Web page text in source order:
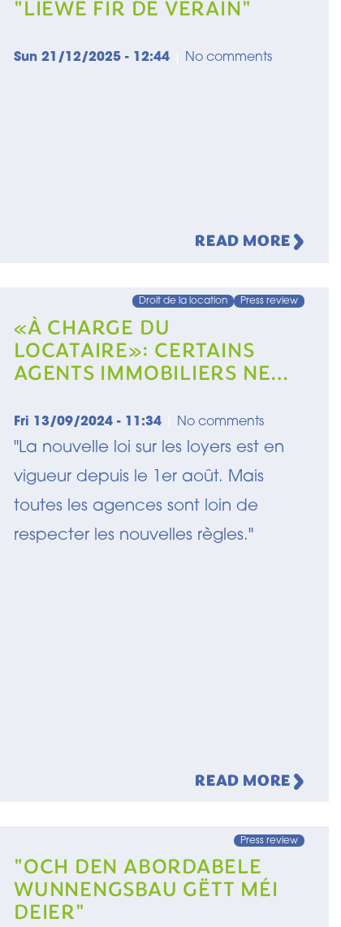
"LIEWE FIR DE VERÄIN"
Sun 21/12/2025 - 12:44 No comments
READ MORE
Droit de la location Press review
«À CHARGE DU
LOCATAIRE»: CERTAINS
AGENTS IMMOBILIERS NE
NOUVELLE
RÉGLEMENTATION
Fri 13/09/2024 - 11:34 No comments
"La nouvelle loi sur les loyers est en
vigueur depuis le 1er août. Mais
toutes les agences sont loin de
respecter les nouvelles règles."
READ MORE
Press review
"OCH DEN ABORDABELE
WUNNENGSBAU GËTT MÉI
DEIER"